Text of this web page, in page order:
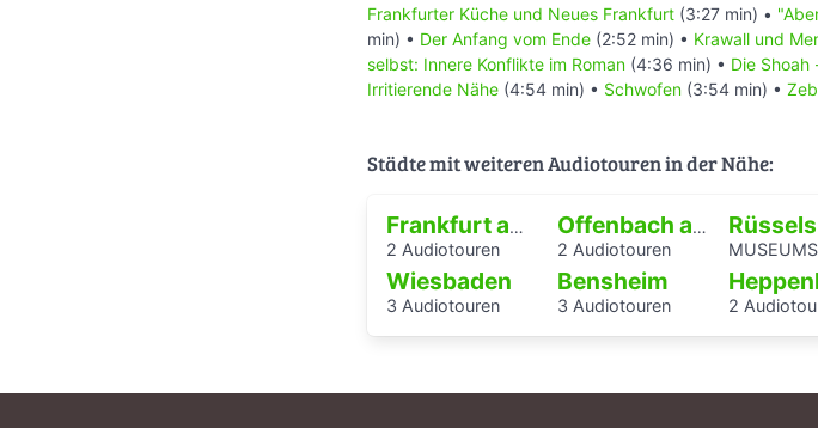
Frankfurter Küche und Neues Frankfurt (3:27 min) •
min) • Der Anfang vom Ende (2:52 min) • Krawall und
selbst: Innere Konflikte im Roman (4:36 min) • Die
Irritierende Nähe (4:54 min) • Schwofen (3:54 min) •
Städte mit weiteren Audiotouren in der Nähe:
Frankfurt am Main
2 Audiotouren
Offenbach am Main
2 Audiotouren
MUSEUMSLAUSCHER: Vom Amboss zum Fließband.
Wiesbaden
3 Audiotouren
Bensheim
3 Audiotouren 2